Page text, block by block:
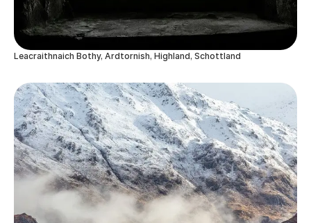
Leacraithnaich Bothy, Ardtornish, Highland, Schottland